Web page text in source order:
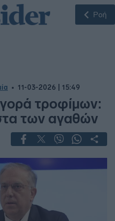
Ροή
11-03-2026 | 15:49
τροφίμων:
των αγαθών